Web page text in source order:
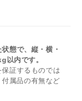
態で、縦・横・
以内です。
証するものでは
属品の有無など